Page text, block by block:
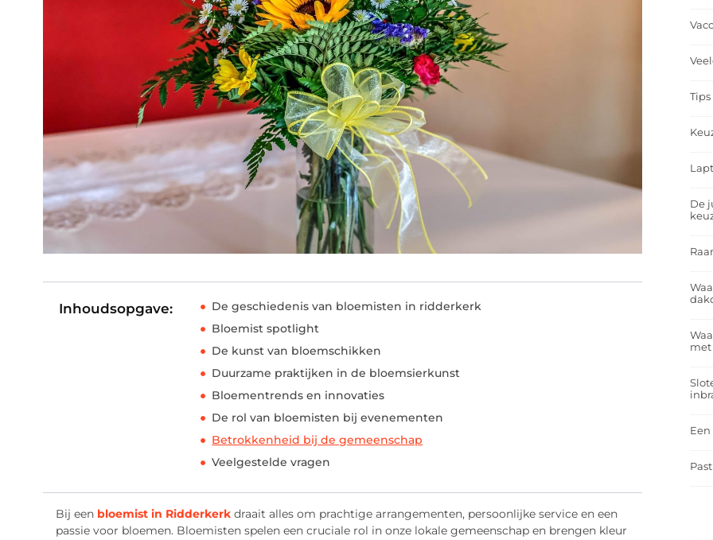
Inhoudsopgave:
De geschiedenis van bloemisten in ridderkerk
Bloemist spotlight
De kunst van bloemschikken
Duurzame praktijken in de bloemsierkunst
Bloementrends en innovaties
De rol van bloemisten bij evenementen
Betrokkenheid bij de gemeenschap
Veelgestelde vragen
Bij een bloemist in Ridderkerkdraait alles om prachtige arrangementen, persoonlijke service en een
passie voor bloemen. Bloemisten spelen een cruciale rol in onze lokale gemeenschap en brengen kleur
De
met